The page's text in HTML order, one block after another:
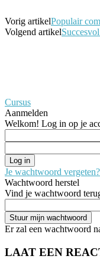
Vorig artikelPopulair
Volgend artikel
Cursus
Aanmelden
Welkom! Log in op je
Je wachtwoord
Wachtwoord herstel
Vind je wachtwoord
Er zal een wachtwoord
LAAT EEN